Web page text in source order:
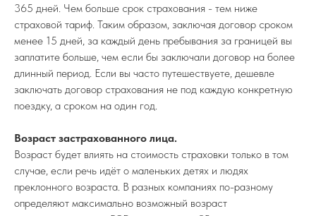
365 дней. Чем больше срок страхования - тем ниже
страховой тариф. Таким образом, заключая договор сроком
менее 15 дней, за каждый день пребывания за границей вы
заплатите больше, чем если бы заключали договор на более
длинный период. Если вы часто путешествуете, дешевле
заключать договор страхования не под каждую конкретную
поездку, а сроком на один год.
Возраст застрахованного лица.
Возраст будет влиять на стоимость страховки только в том
случае, если речь идёт о маленьких детях и людях
преклонного возраста. В разных компаниях по-разному
определяют максимально возможный возраст